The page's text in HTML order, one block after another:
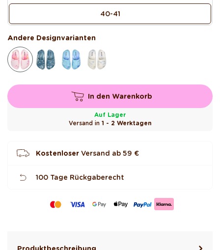
r
n
e
e
r
t
40-41
Andere Designvarianten
In den Warenkorb
Auf Lager
Versand in 1 - 2 Werktagen
Kostenloser Versand ab 59 €
100 Tage Rückgaberecht
Produktbeschreibung